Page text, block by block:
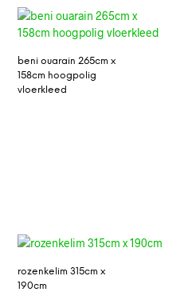
beni ouarain 265cm x
158cm hoogpolig
vloerkleed
rozenkelim 315cm x
190cm